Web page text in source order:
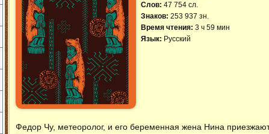
Слов: 47 754 сл.
Знаков: 253 937 зн.
Время чтения: 3 ч 59 мин
Язык: Русский
Федор Чу, метеоролог, и его беременная жена Нина